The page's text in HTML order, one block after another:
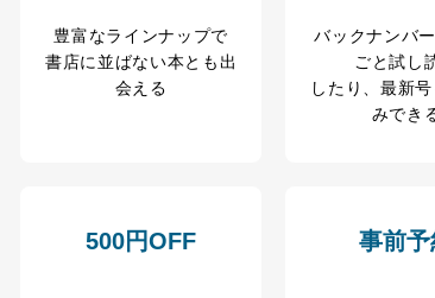
し、個人情報保護管理者の責任のもと、個人情報を取
豊富なラインナップで
書店に並ばない本とも出
会える
バックナンバ
ごと試し
したり、最新
みでき
500円OFF 事前予